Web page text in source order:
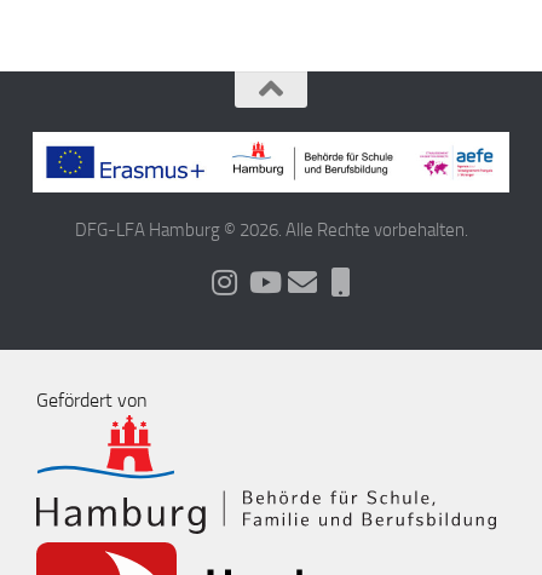
DFG-LFA Hamburg © 2026. Alle Rechte vorbehalten.
Gefördert von